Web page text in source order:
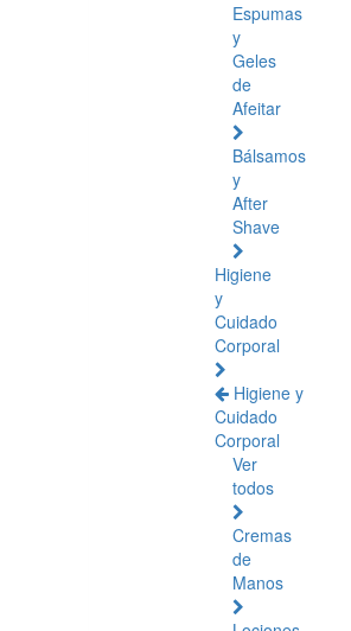
Espumas
y
Geles
de
Afeitar
Bálsamos
y
After
Shave
Higiene
y
Cuidado
Corporal
Higiene y
Cuidado
Corporal
Ver
todos
Cremas
de
Manos